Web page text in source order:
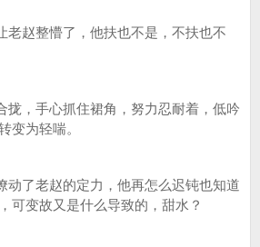
赵整懵了，他扶也不是，不扶也不
，手心抓住裙角，努力忍耐着，低吟
变为轻喘。
了老赵的定力，他再怎么迟钝也知道
可变故又是什么导致的，甜水？